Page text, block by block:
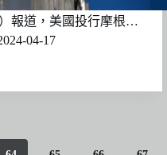
）報道，美國投行摩根…
04-17